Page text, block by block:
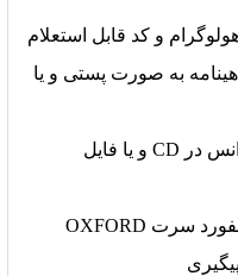
و کد قابل استعلام
به صورت پستی و یا
ارسال مجموعه مقالات کامل کنفرانس در CD و یا فایل
اعطای گواهینامه بین المللی از آکسفورد سرت OXFORD